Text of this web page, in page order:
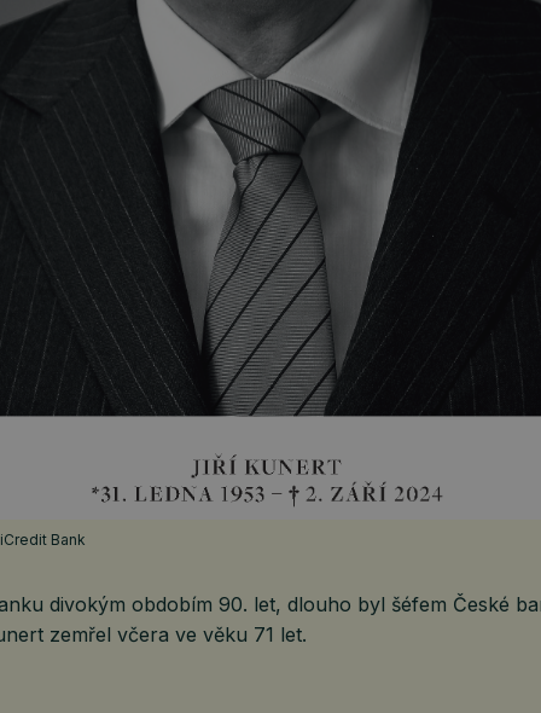
Bank
divokým obdobím 90. let, dlouho byl šéfem České
zemřel včera ve věku 71 let.